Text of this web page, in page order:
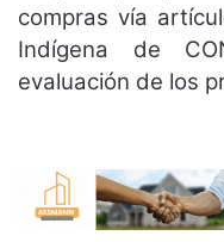
compras vía
Indígena de
evaluación de los